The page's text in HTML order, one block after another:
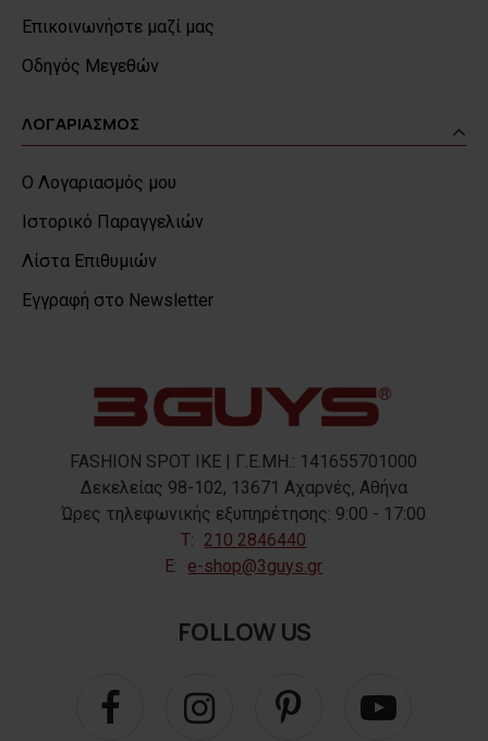
Επικοινωνήστε μαζί μας
Οδηγός Μεγεθών
ΛΟΓΑΡΙΑΣΜΟΣ
Ο Λογαριασμός μου
Ιστορικό Παραγγελιών
Λίστα Επιθυμιών
Εγγραφή στο Newsletter
FASHION SPOT IKE | Γ.Ε.ΜΗ.: 141655701000
Δεκελείας 98-102, 13671 Αχαρνές, Αθήνα
Ώρες τηλεφωνικής εξυπηρέτησης: 9:00 - 17:00
T: 210 2846440
E: e-shop@3guys.gr
FOLLOW US